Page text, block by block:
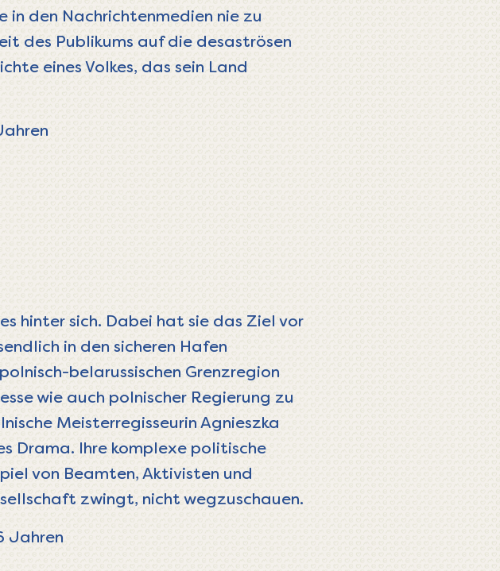
in den Nachrichtenmedien nie zu
des Publikums auf die desaströsen
eines Volkes, das sein Land
hinter sich. Dabei hat sie das Ziel vor
in den sicheren Hafen
belarussischen Grenzregion
wie auch polnischer Regierung zu
Meisterregisseurin Agnieszka
Drama. Ihre komplexe politische
von Beamten, Aktivisten und
zwingt, nicht wegzuschauen.
Jahren